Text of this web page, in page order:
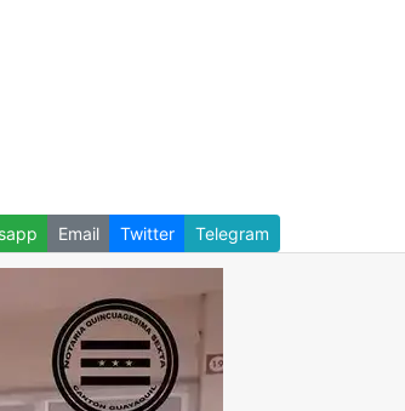
Email Twitter Telegram